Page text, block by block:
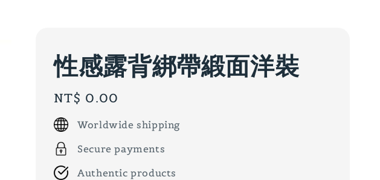
性感露背綁帶緞面洋裝
Regular
price
NT$ 0.00
Worldwide shipping
Secure payments
Authentic products